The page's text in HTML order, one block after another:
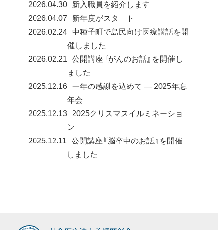
2026.04.30
新入職員を紹介します
2026.04.07
新年度がスタート
2026.02.24
中種子町で島民向け医療講話を開
催しました
2026.02.21
公開講座『がんのお話』を開催し
ました
2025.12.16
一年の感謝を込めて ― 2025年忘
年会
2025.12.13
2025クリスマスイルミネーショ
ン
2025.12.11
公開講座『脳卒中のお話』を開催
しました